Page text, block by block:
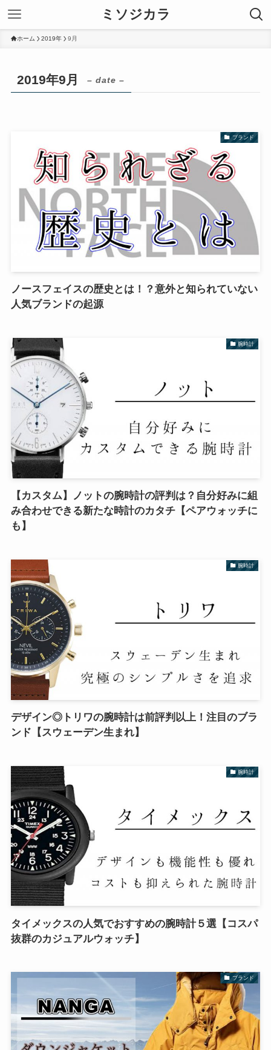
ミソジカラ
ホーム 2019年 9月
2019年9月 – date –
ブランド
ノースフェイスの歴史とは！？意外と知られていない
人気ブランドの起源
腕時計
【カスタム】ノットの腕時計の評判は？自分好みに組
み合わせできる新たな時計のカタチ【ペアウォッチに
も】
腕時計
デザイン◎トリワの腕時計は前評判以上！注目のブラ
ンド【スウェーデン生まれ】
腕時計
タイメックスの人気でおすすめの腕時計５選【コスパ
抜群のカジュアルウォッチ】
ブランド